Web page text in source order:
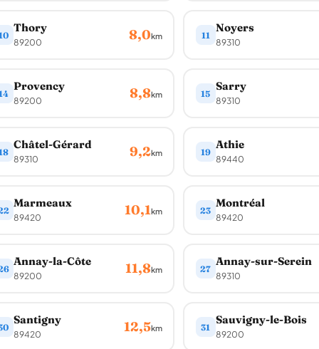
Thory
89200 8,0km 11
Noyers
89310
Provency
89200 8,8km 15
Sarry
89310
Châtel-Gérard
89310 9,2km 19
Athie
89440
Marmeaux
89420 10,1km 23
Montréal
89420
Annay-la-Côte
89200 11,8km 27
Annay-sur-Serein
89310
Santigny
89420 12,5km 31
Sauvigny-le-Bois
89200